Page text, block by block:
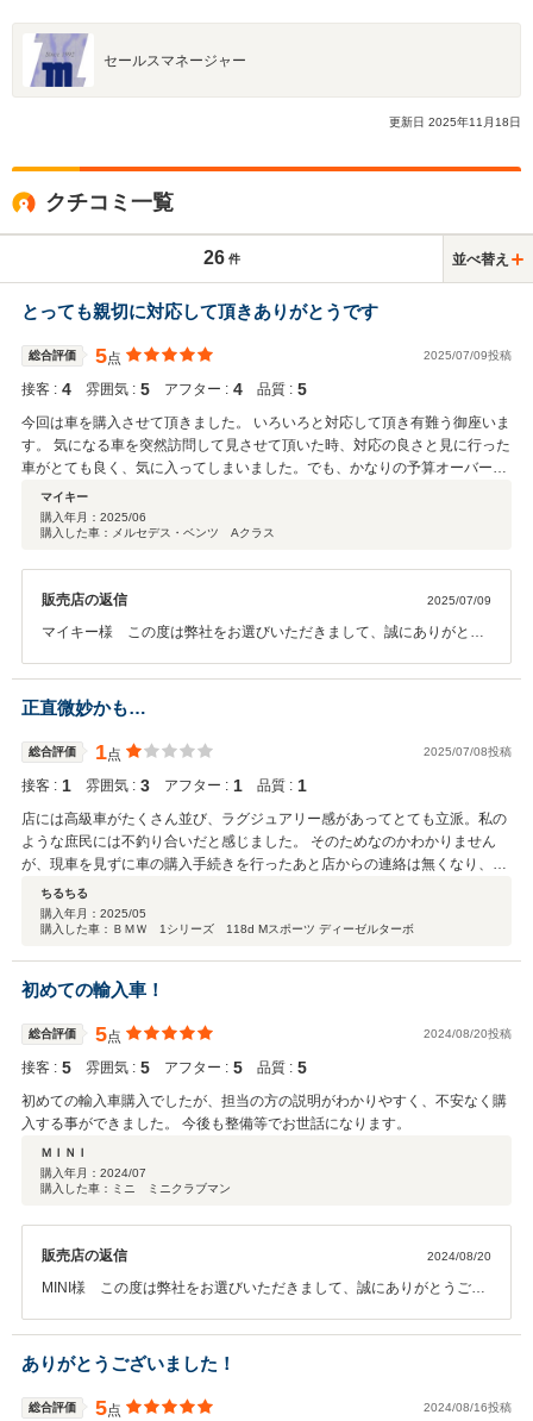
セールスマネージャー
更新日 2025年11 月 18日
クチコミ一覧
26 件 並べ替え
とっても親切に対応して頂きありがとうです
総合評価 5点 2025/07/09投稿
接客 : 4 雰囲気 : 5 アフター : 4 品質 : 5
今回は車を購入させて頂きました。 いろいろと対応して頂き有難う御座いま
す。 気になる車を突然訪問して見させて頂いた時、対応の良さと見に行った
車がとても良く、気に入ってしまいました。でも、かなりの予算オーバーで
悩みましたが、気になるところの写真を送ってもらったり、いろいろな質問
をしても対応をしてくれ、更に購入に関して検討する時間を与えてくれたこ
とで、結局購入に至りました。 今回購入した車はとっても気に入ってます。
マイキー
購入年月： 2025/06
購入した車：メルセデス・ベンツ Aクラス
販売店の返信 2025/07/09
マイキー様 この度は弊社をお選びいただきまして、誠にありがとう
大変光栄に感じております。 その後、お車の調子などはいかがでしょ
うか？ぜひまたお気軽にお立ち寄りいただければと思います。 今後と
も宜しくお願い致します。
正直微妙かも…
総合評価 1点 2025/07/08投稿
接客 : 1 雰囲気 : 3 アフター : 1 品質 : 1
店には高級車がたくさん並び、ラグジュアリー感があってとても立派。私の
ような庶民には不釣り合いだと感じました。 そのためなのかわかりません
が、現車を見ずに車の購入手続きを行ったあと店からの連絡は無くなり、よ
うやく納車されたと思ったら車の説明もなく、車検証と鍵(スペアキー無し)
を渡されそのままさようなら。 しかし、車検整備付車両にも関わらずメンテ
ナンス警告が出ており、消し方を聞くとディーラーに相談してくれとの返
た…。 なぜこの店の評価がこんなに高いのか理解出来ません。 やはり庶民
は相手にしないということですかね？
ちるちる
購入年月： 2025/05
購入した車：ＢＭＷ 1シリーズ 118d Mスポーツ ディーゼルターボ
初めての輸入車！
総合評価 5点 2024/08/20投稿
接客 : 5 雰囲気 : 5 アフター : 5 品質 : 5
初めての輸入車購入でしたが、担当の方の説明がわかりやすく、不安なく購
入する事ができました。 今後も整備等でお世話になります。
ＭＩＮＩ
購入年月： 2024/07
購入した車：ミニ ミニクラブマン
販売店の返信 2024/08/20
MINI様 この度は弊社をお選びいただきまして、誠にありがとうござ
光栄に感じております。 その後、お車の調子などはいかがでしょう
か？ぜひまたお気軽にお立ち寄りいただければと思います。 今後とも
宜しくお願い致します。
ありがとうございました！
総合評価 5点 2024/08/16投稿